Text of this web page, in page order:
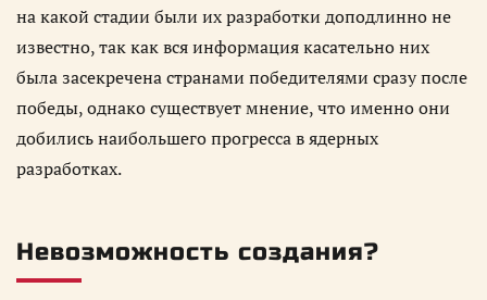
на какой стадии были их разработки доподлинно не
известно, так как вся информация касательно них
была засекречена странами победителями сразу после
победы, однако существует мнение, что именно они
добились наибольшего прогресса в ядерных
разработках.
Невозможность создания?